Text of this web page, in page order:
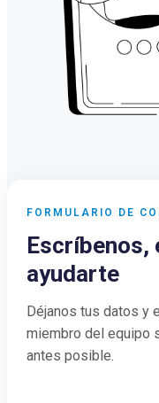
FORMULARIO DE
Escríbenos,
ayudarte
Déjanos tus datos y
miembro del equipo
antes posible.